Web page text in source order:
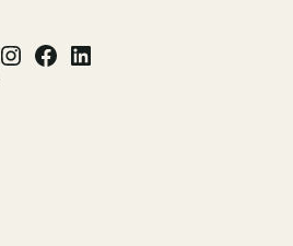
Instagram
Facebook
LinkedIn